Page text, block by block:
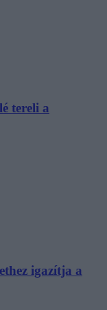
tereli a
igazítja a